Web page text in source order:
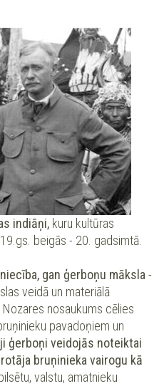
indiāņi, kuru kultūras
beigās - 20. gadsimtā.
gan ģerboņu māksla-
veidā un materiālā
nosaukums cēlies
pavadoņiem un
ģerboņi veidojās noteiktai
bruņinieka vairogu kā
valstu, amatnieku